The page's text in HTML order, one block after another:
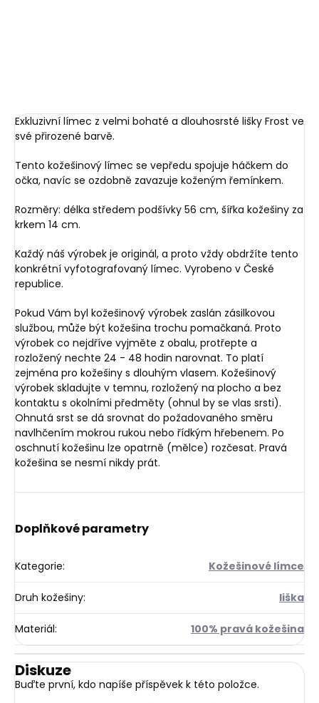
Exkluzivní límec z velmi bohaté a dlouhosrsté lišky Frost ve
své přirozené barvě.
Tento kožešinový límec se vepředu spojuje háčkem do
očka, navíc se ozdobně zavazuje koženým řemínkem.
Rozměry: délka středem podšívky 56 cm, šířka kožešiny za
krkem 14 cm.
Každý náš výrobek je originál, a proto vždy obdržíte tento
konkrétní vyfotografovaný límec. Vyrobeno v České
republice.
Pokud Vám byl kožešinový výrobek zaslán zásilkovou
službou, může být kožešina trochu pomačkaná. Proto
výrobek co nejdříve vyjměte z obalu, protřepte a
rozložený nechte 24 - 48 hodin narovnat. To platí
zejména pro kožešiny s dlouhým vlasem. Kožešinový
výrobek skladujte v temnu, rozložený na plocho a bez
kontaktu s okolními předměty (ohnul by se vlas srsti).
Ohnutá srst se dá srovnat do požadovaného směru
navlhčením mokrou rukou nebo řídkým hřebenem. Po
oschnutí kožešinu lze opatrně (mělce) rozčesat. Pravá
kožešina se nesmí nikdy prát.
Doplňkové parametry
Kategorie: Kožešinové límce
Druh kožešiny: liška
Materiál: 100% pravá kožešina
Diskuze
Buďte první, kdo napíše příspěvek k této položce.